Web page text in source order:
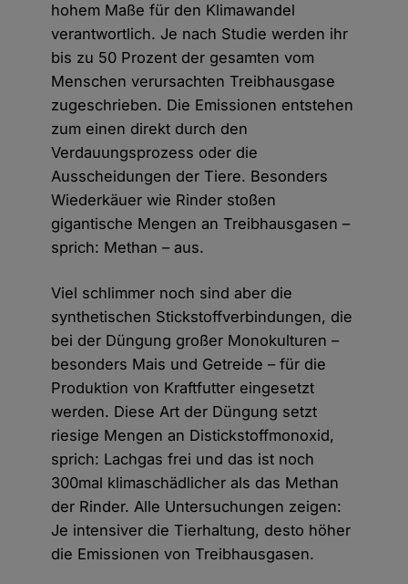
hohem Maße für den Klimawandel
verantwortlich. Je nach Studie werden ihr
bis zu 50 Prozent der gesamten vom
Menschen verursachten Treibhausgase
zugeschrieben. Die Emissionen entstehen
zum einen direkt durch den
Verdauungsprozess oder die
Ausscheidungen der Tiere. Besonders
Wiederkäuer wie Rinder stoßen
gigantische Mengen an Treibhausgasen –
sprich: Methan – aus.
Viel schlimmer noch sind aber die
synthetischen Stickstoffverbindungen, die
bei der Düngung großer Monokulturen –
besonders Mais und Getreide – für die
Produktion von Kraftfutter eingesetzt
werden. Diese Art der Düngung setzt
riesige Mengen an Distickstoffmonoxid,
sprich: Lachgas frei und das ist noch
300mal klimaschädlicher als das Methan
der Rinder. Alle Untersuchungen zeigen:
Je intensiver die Tierhaltung, desto höher
die Emissionen von Treibhausgasen.